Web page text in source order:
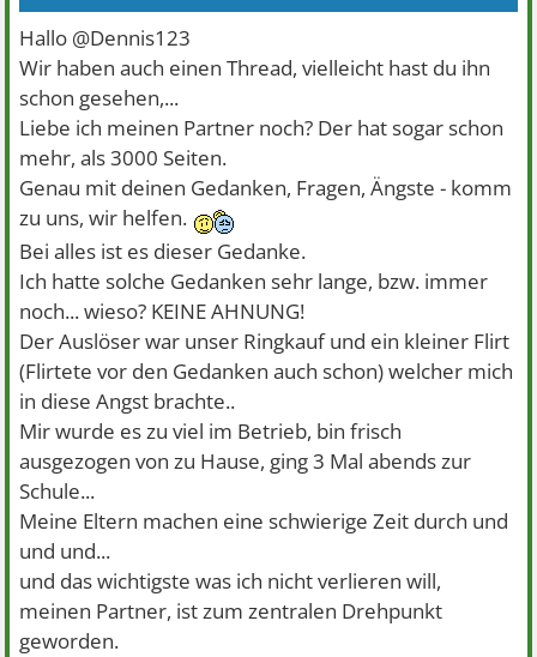
Hallo @Dennis123
Wir haben auch einen Thread, vielleicht hast du ihn
schon gesehen,...
Liebe ich meinen Partner noch? Der hat sogar schon
mehr, als 3000 Seiten.
Genau mit deinen Gedanken, Fragen, Ängste - komm
zu uns, wir helfen.
Bei alles ist es dieser Gedanke.
Ich hatte solche Gedanken sehr lange, bzw. immer
noch... wieso? KEINE AHNUNG!
Der Auslöser war unser Ringkauf und ein kleiner Flirt
(Flirtete vor den Gedanken auch schon) welcher mich
in diese Angst brachte..
Mir wurde es zu viel im Betrieb, bin frisch
ausgezogen von zu Hause, ging 3 Mal abends zur
Schule...
Meine Eltern machen eine schwierige Zeit durch und
und und...
und das wichtigste was ich nicht verlieren will,
meinen Partner, ist zum zentralen Drehpunkt
geworden.